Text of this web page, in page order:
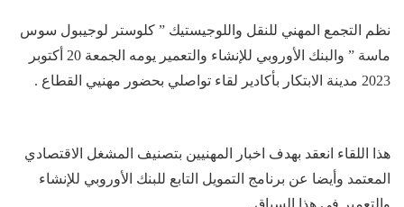
نظم التجمع المهني للنقل واللوجيستيك ” كلوستر لوجيبول سوس
ماسة ” والبنك الأوروبي للإنشاء والتعمير يومه الجمعة 20 أكتوبر
2023 مدينة الابتكار بأكادير لقاء تواصلي بحضور مهنيي القطاع .
هذا اللقاء انعقد بهدف اخبار المهنيين بتصنيف المشغل الاقتصادي
المعتمد وأيضا عن برنامج التمويل التابع للبنك الأوروبي للإنشاء
والتعمير في هذا السياق.